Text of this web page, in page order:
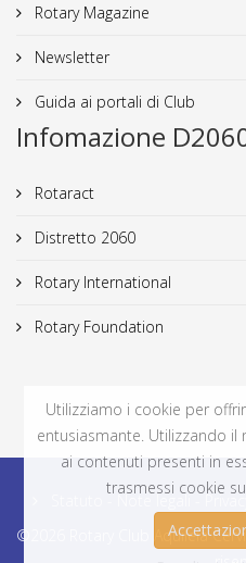
Rotary Magazine
Newsletter
Guida ai portali di Club
Infomazione
Rotaract
Distretto 2060
Rotary International
Rotary Foundation
Statuto - Note legali -
©2026 Rotary Club Aquileia
Utilizziamo i cookie per
entusiasmante. Utilizzando
ai contenuti presenti in
trasmessi cookie